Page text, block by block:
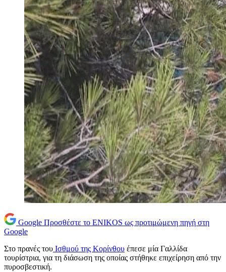
Google Προσθέστε το ENIKOS ως προτιμώμενη πηγή στη
Google
Στο πρανές του Ισθμού της Κορίνθου έπεσε μία Γαλλίδα
τουρίστρια, για τη διάσωση της οποίας στήθηκε επιχείρηση από την
πυροσβεστική.